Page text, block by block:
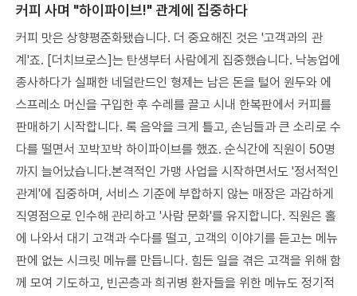
커피 사며 "하이파이브!" 관계에 집중하다
커피 맛은 상향평준화됐습니다. 더 중요해진 것은 '고객과의 관
계'죠. [더치브로스]는 탄생부터 사람에게 집중했습니다. 낙농업에
종사하다가 실패한 네덜란드인 형제는 남은 돈을 털어 원두와 에
스프레소 머신을 구입한 후 수레를 끌고 시내 한복판에서 커피를
판매하기 시작합니다. 록 음악을 크게 틀고, 손님들과 큰 소리로 수
다를 떨면서 꼬박꼬박 하이파이브를 했죠. 순식간에 직원이 50명
까지 늘어났습니다.본격적인 가맹 사업을 시작하면서도 '정서적인
관계'에 집중하며, 서비스 기준에 부합하지 않는 매장은 과감하게
직영점으로 인수해 관리하고 '사람 문화'를 유지합니다. 직원은 홀
에 나와서 대기 고객과 수다를 떨고, 고객의 이야기를 듣고는 메뉴
판에 없는 시크릿 메뉴를 만듭니다. 힘든 일을 겪은 고객을 위해 함
께 모여 기도하고, 빈곤층과 희귀병 환자들을 위한 메뉴도 정기적